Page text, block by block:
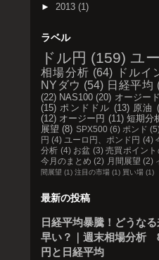
► 2013 (1)
ラベル
ドル円 (159) ユ
相場分析 (64) ドルイ
NYダウ (54) 日経平均
(22) NAS100 (20) オージー
(15) ポンドドル (13) 原油
(12) オージー円 (11) 短期分
展望 (8) SPX500 (6) ポンド
円 (4) ユーロ円、ポンド円 (4)
分析 (4) お盆 (3) 売買ポイント
今月のまとめ (2) 月間展望 (2)
間展望 (1) 注目の市場 (1) 買い場 (1)
最新の投稿
日経平均暴騰！どうな
早い？｜週末相場分析
円と日経平均